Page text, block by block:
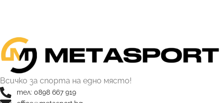
Всичко за спорта на едно място!
тел: 0898 667 919